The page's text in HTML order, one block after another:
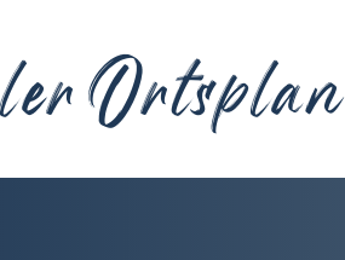
Ortsplan